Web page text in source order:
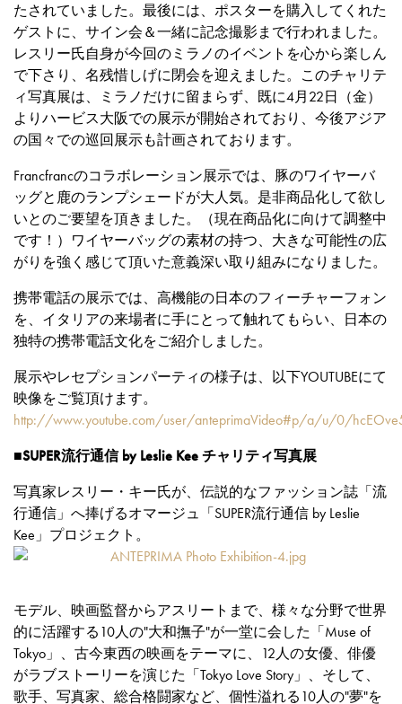
たされていました。最後には、ポスターを購入してくれた
ゲストに、サイン会＆一緒に記念撮影まで行われました。
レスリー氏自身が今回のミラノのイベントを心から楽しん
で下さり、名残惜しげに閉会を迎えました。このチャリテ
ィ写真展は、ミラノだけに留まらず、既に4月22日（金）
よりハービス大阪での展示が開始されており、今後アジア
の国々での巡回展示も計画されております。
Francfrancのコラボレーション展示では、豚のワイヤーバ
ッグと鹿のランプシェードが大人気。是非商品化して欲し
いとのご要望を頂きました。（現在商品化に向けて調整中
です！）ワイヤーバッグの素材の持つ、大きな可能性の広
がりを強く感じて頂いた意義深い取り組みになりました。
携帯電話の展示では、高機能の日本のフィーチャーフォン
を、イタリアの来場者に手にとって触れてもらい、日本の
独特の携帯電話文化をご紹介しました。
展示やレセプションパーティの様子は、以下YOUTUBEにて
映像をご覧頂けます。
http://www.youtube.com/user/anteprimaVideo#p/a/u/0/
■SUPER流行通信 by Leslie Kee チャリティ写真展
写真家レスリー・キー氏が、伝説的なファッション誌「流
行通信」へ捧げるオマージュ「SUPER流行通信 by Leslie
Kee」プロジェクト。
モデル、映画監督からアスリートまで、様々な分野で世界
的に活躍する10人の"大和撫子"が一堂に会した「Muse of
Tokyo」、古今東西の映画をテーマに、12人の女優、俳優
がラブストーリーを演じた「Tokyo Love Story」、そして、
歌手、写真家、総合格闘家など、個性溢れる10人の"夢"を